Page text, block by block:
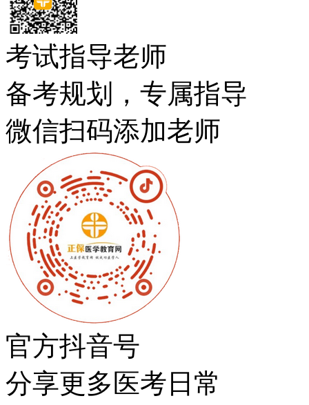
考试指导老师
备考规划，专属指导
微信扫码添加老师
官方抖音号
分享更多医考日常